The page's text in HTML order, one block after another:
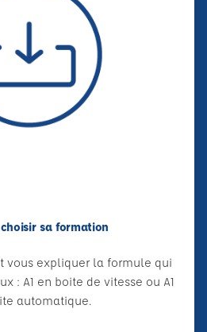
sa formation
vous expliquer la formule qui
: A1 en boite de vitesse ou A1
automatique.